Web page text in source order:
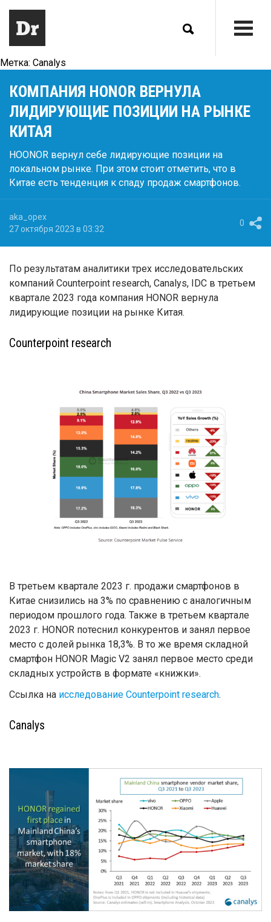
Метка: Canalys
КОМПАНИЯ HONOR ВЕРНУЛА
ЛИДИРУЮЩИЕ ПОЗИЦИИ НА РЫНКЕ
КИТАЯ
HOONOR вернул себе лидирующие позиции на
локальном рынке. При этом стоит отметить, что в
Китае есть тенденция к спаду продаж смартфонов.
aka_opex
27 октября 2023 в 03:32
0
По результатам аналитики трех исследовательских
компаний Counterpoint research, Canalys, IDC в третьем
квартале 2023 года компания HONOR вернула
лидирующие позиции на рынке Китая.
Counterpoint research
В третьем квартале 2023 г. продажи смартфонов в
Китае снизились на 3% по сравнению с аналогичным
периодом прошлого года. Также в третьем квартале
2023 г. HONOR потеснил конкурентов и занял первое
место с долей рынка 18,3%. В то же время складной
смартфон HONOR Magic V2 занял первое место среди
складных устройств в формате «книжки».
Ссылка на исследование Counterpoint research.
Canalys